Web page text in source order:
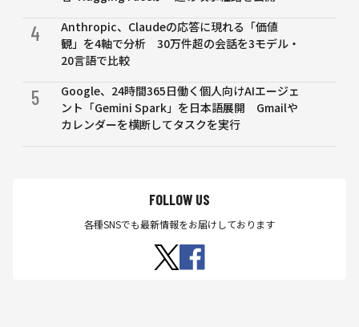
4
Anthropic、Claudeの応答に現れる「価値
観」を4軸で分析 30万件超の会話を3モデル・
20言語で比較
5
Google、24時間365日働く個人向けAIエージェ
ント「Gemini Spark」を日本語展開 Gmailや
カレンダーを横断してタスクを実行
FOLLOW US
各種SNSでも最新情報をお届けしております